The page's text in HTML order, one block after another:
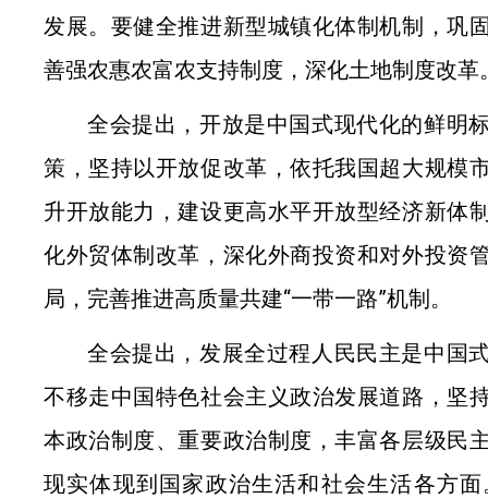
发展。要健全推进新型城镇化体制机制，巩
善强农惠农富农支持制度，深化土地制度改革
全会提出，开放是中国式现代化的鲜明
策，坚持以开放促改革，依托我国超大规模
升开放能力，建设更高水平开放型经济新体
化外贸体制改革，深化外商投资和对外投资
局，完善推进高质量共建“一带一路”机制。
全会提出，发展全过程人民民主是中国
不移走中国特色社会主义政治发展道路，坚
本政治制度、重要政治制度，丰富各层级民
现实体现到国家政治生活和社会生活各方